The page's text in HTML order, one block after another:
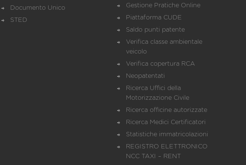
Documento Unico
STED
Gestione Pratiche Online
Piattaforma CUDE
Saldo punti patente
Verifica classe ambientale
veicolo
Verifica copertura RCA
Neopatentati
Ricerca Uffici della
Motorizzazione Civile
Ricerca officine autorizzate
Ricerca Medici Certificatori
Statistiche immatricolazioni
REGISTRO ELETTRONICO
NCC TAXI – RENT